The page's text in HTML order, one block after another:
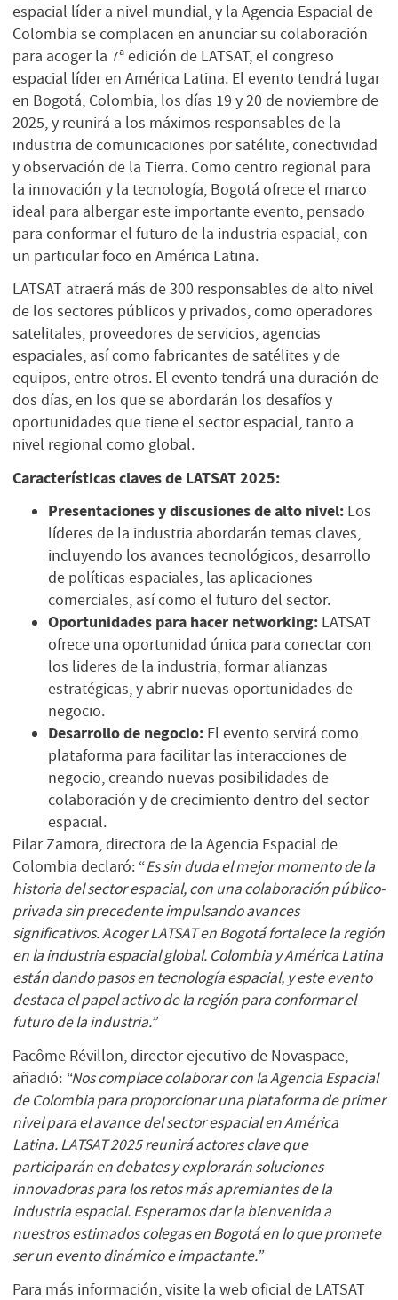
espacial líder a nivel mundial, y la Agencia Espacial de
Colombia se complacen en anunciar su colaboración
para acoger la 7ª edición de LATSAT, el congreso
espacial líder en América Latina. El evento tendrá lugar
en Bogotá, Colombia, los días 19 y 20 de noviembre de
2025, y reunirá a los máximos responsables de la
industria de comunicaciones por satélite, conectividad
y observación de la Tierra. Como centro regional para
la innovación y la tecnología, Bogotá ofrece el marco
ideal para albergar este importante evento, pensado
para conformar el futuro de la industria espacial, con
un particular foco en América Latina.
LATSAT atraerá más de 300 responsables de alto nivel
de los sectores públicos y privados, como operadores
satelitales, proveedores de servicios, agencias
espaciales, así como fabricantes de satélites y de
equipos, entre otros. El evento tendrá una duración de
dos días, en los que se abordarán los desafíos y
oportunidades que tiene el sector espacial, tanto a
nivel regional como global.
Características claves de LATSAT 2025:
Presentaciones y discusiones de alto nivel: Los
líderes de la industria abordarán temas claves,
incluyendo los avances tecnológicos, desarrollo
de políticas espaciales, las aplicaciones
comerciales, así como el futuro del sector.
Oportunidades para hacer networking: LATSAT
ofrece una oportunidad única para conectar con
los lideres de la industria, formar alianzas
estratégicas, y abrir nuevas oportunidades de
negocio.
Desarrollo de negocio: El evento servirá como
plataforma para facilitar las interacciones de
negocio, creando nuevas posibilidades de
colaboración y de crecimiento dentro del sector
espacial.
Pilar Zamora, directora de la Agencia Espacial de
Colombia declaró: “Es sin duda el mejor momento de la
historia del sector espacial, con una colaboración público-
privada sin precedente impulsando avances
significativos.Acoger LATSAT en Bogotá fortalece la región
en la industria espacial global. Colombia y América Latina
están dando pasos en tecnología espacial, y este evento
destaca el papel activo de la región para conformar el
futuro de la industria.”
Pacôme Révillon, director ejecutivo de Novaspace,
añadió: “Nos complace colaborar con la Agencia Espacial
de Colombiapara proporcionar una plataforma de primer
nivel para el avance del sector espacial en América
Latina. LATSAT 2025 reunirá actores clave que
participarán en debates y explorarán soluciones
innovadoras para los retos más apremiantes de la
industria espacial. Esperamos dar la bienvenida a
nuestros estimadoscolegasen Bogotá en lo que promete
ser un evento dinámico e impactante.”
Para más información, visite la web oficial de LATSAT